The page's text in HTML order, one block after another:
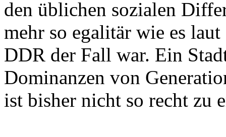
den üblichen sozialen
mehr so egalitär wie es
DDR der Fall war. Ein
Dominanzen von
ist bisher nicht so recht zu